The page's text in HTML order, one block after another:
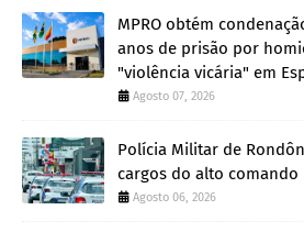
MPRO obtém
anos de prisão por
"violência vicária" em
Agosto 07, 2026
Polícia Militar de
cargos do alto comando
Agosto 06, 2026